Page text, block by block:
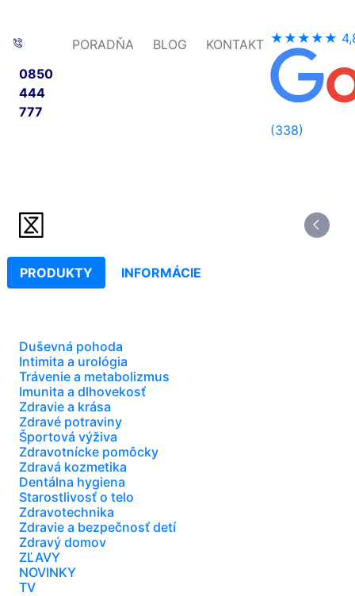
0850
444
777
PORADŇA BLOG KONTAKT ★★★★★
(338)
PRODUKTY INFORMÁCIE
Duševná pohoda
Intimita a urológia
Trávenie a metabolizmus
Imunita a dlhovekosť
Zdravie a krása
Zdravé potraviny
Športová výživa
Zdravotnícke pomôcky
Zdravá kozmetika
Dentálna hygiena
Starostlivosť o telo
Zdravotechnika
Zdravie a bezpečnosť detí
Zdravý domov
ZĽAVY
NOVINKY
TV